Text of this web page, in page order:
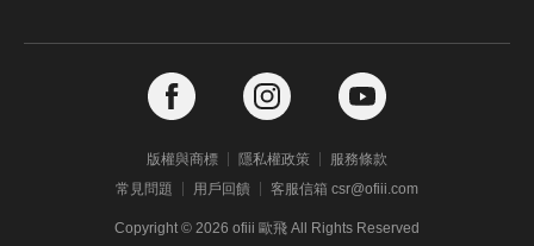
版權與商標 隱私權政策
服務條款
常見問題
用戶回饋 客服信箱 csr@ofiii.com
Copyright © 2026 ofiii 歐飛 All Rights Reserved